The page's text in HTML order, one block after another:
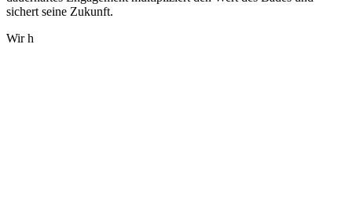
sichert seine Zukunft.
Wir h